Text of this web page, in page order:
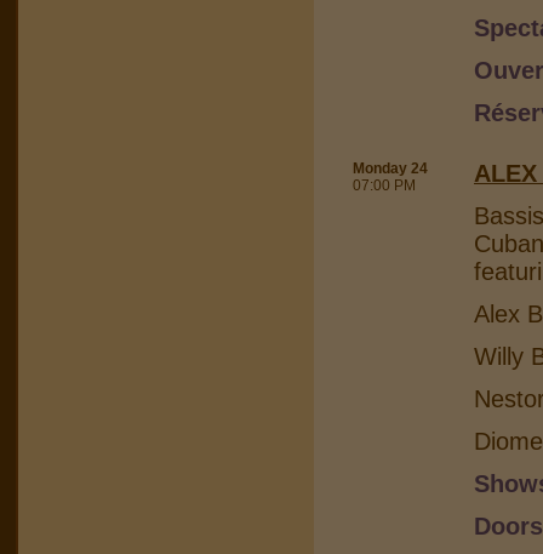
Monday 24
07:00 PM
Alex
Willy